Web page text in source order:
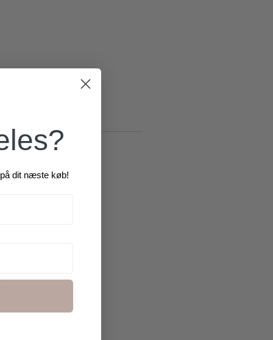
dit næste køb!